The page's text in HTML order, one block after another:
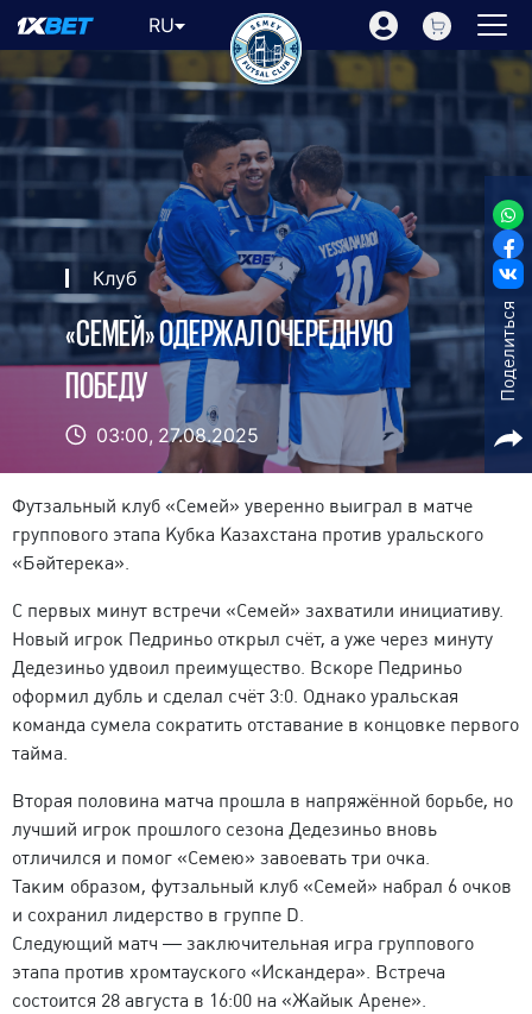
RU
Клуб
​«СЕМЕЙ» ОДЕРЖАЛ ОЧЕРЕДНУЮ
ПОБЕДУ
03:00, 27.08.2025
Поделиться
Футзальный клуб «Семей» уверенно выиграл в матче
группового этапа Кубка Казахстана против уральского
«Бәйтерека».
С первых минут встречи «Семей» захватили инициативу.
Новый игрок Педриньо открыл счёт, а уже через минуту
Дедезиньо удвоил преимущество. Вскоре Педриньо
оформил дубль и сделал счёт 3:0. Однако уральская
команда сумела сократить отставание в концовке первого
тайма.
Вторая половина матча прошла в напряжённой борьбе, но
лучший игрок прошлого сезона Дедезиньо вновь
отличился и помог «Семею» завоевать три очка.
Таким образом, футзальный клуб «Семей» набрал 6 очков
и сохранил лидерство в группе D.
Следующий матч — заключительная игра группового
этапа против хромтауского «Искандера». Встреча
состоится 28 августа в 16:00 на «Жайык Арене».